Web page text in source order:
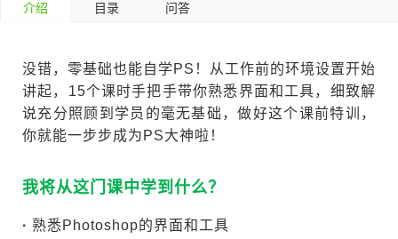
介绍 目录 问答
没错，零基础也能自学PS！从工作前的环境设置开始
讲起，15个课时手把手带你熟悉界面和工具，细致解
说充分照顾到学员的毫无基础，做好这个课前特训，
你就能一步步成为PS大神啦！
我将从这门课中学到什么？
· 熟悉Photoshop的界面和工具